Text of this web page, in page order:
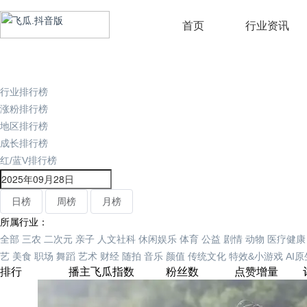
首页 行业资讯
行业排行榜
涨粉排行榜
地区排行榜
成长排行榜
红/蓝V排行榜
日榜 周榜
月榜
所属行业：
全部 三农 二次元 亲子 人文社科 休闲娱乐 体育 公益 剧情 动物 医疗健康
艺 美食 职场 舞蹈 艺术 财经 随拍 音乐 颜值 传统文化 特效&小游戏 AI原
排行 播主飞瓜指数 粉丝数 点赞增量